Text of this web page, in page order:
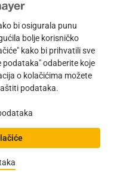
bi osigurala punu
bolje korisničko
kako bi prihvatili sve
podataka" odaberite koje
o kolačićima možete
podataka.
partnere da
partnere koji su